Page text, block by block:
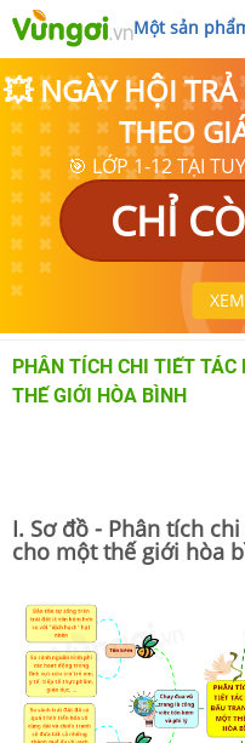
Một sản
💥 NGÀY HỘI
THEO
🎯 LỚP 1-12 TẠI
CHỈ
PHÂN TÍCH CHI TIẾT
THẾ GIỚI HÒA BÌNH
I. Sơ đồ - Phân tích
cho một thế giới hòa